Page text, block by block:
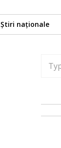
Știri naționale